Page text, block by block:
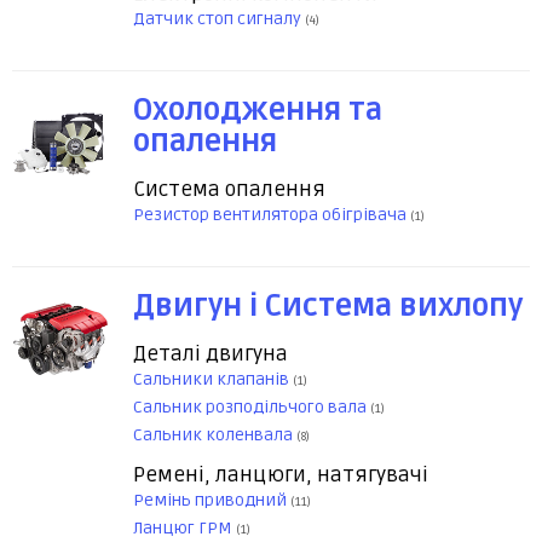
Датчик стоп сигналу (4)
Охолодження та
опалення
Система опалення
Резистор вентилятора обігрівача (1)
Двигун і Система вихлопу
Деталі двигуна
Сальники клапанів (1)
Сальник розподільчого вала (1)
Сальник коленвала (8)
Ремені, ланцюги, натягувачі
Ремінь приводний (11)
Ланцюг ГРМ (1)